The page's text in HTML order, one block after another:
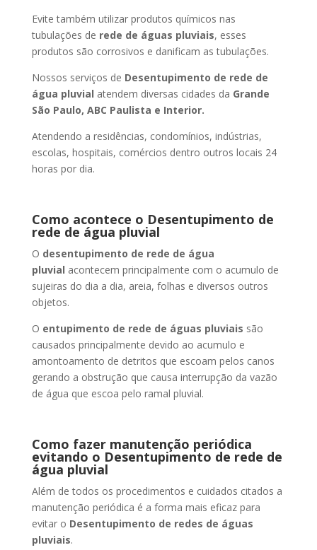
Evite também utilizar produtos químicos nas
tubulações de rede de águas pluviais, esses
produtos são corrosivos e danificam as tubulações.
Nossos serviços de Desentupimento de rede de
água pluvial atendem diversas cidades da Grande
São Paulo, ABC Paulista e Interior.
Atendendo a residências, condomínios, indústrias,
escolas, hospitais, comércios dentro outros locais 24
horas por dia.
Como acontece o Desentupimento de
rede de água pluvial
O desentupimento de rede de água
pluvial acontecem principalmente com o acumulo de
sujeiras do dia a dia, areia, folhas e diversos outros
objetos.
O entupimento de rede de águas pluviais são
causados principalmente devido ao acumulo e
amontoamento de detritos que escoam pelos canos
gerando a obstrução que causa interrupção da vazão
de água que escoa pelo ramal pluvial.
Como fazer manutenção periódica
evitando o Desentupimento de rede de
água pluvial
Além de todos os procedimentos e cuidados citados a
manutenção periódica é a forma mais eficaz para
evitar o Desentupimento de redes de águas
pluviais.